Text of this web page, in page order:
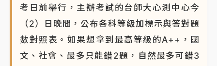
考日前舉行，主辦考試的台師大心測中心今
（2）日晚間，公布各科等級加標示與答對題
數對照表。如果想拿到最高等級的A++，國
文、社會、最多只能錯2題，自然最多可錯3